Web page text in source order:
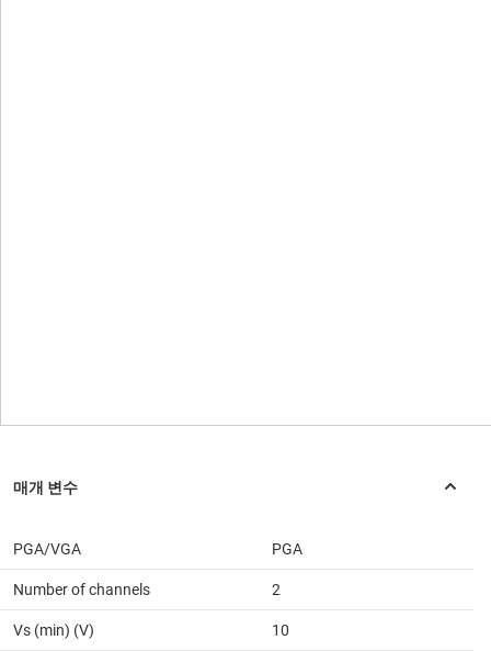
PGA/VGA PGA
Number of channels 2
Vs (min) (V) 10